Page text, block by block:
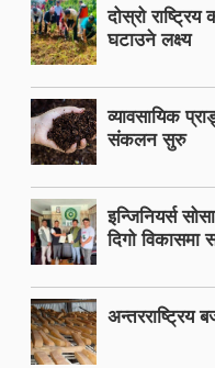
दोस्रो
घटाउने लक्ष्य
व्यावसायिक
संकलन सुरु
इन्जिनियर्स
दिगो विकासमा
अन्तरराष्ट्रिय